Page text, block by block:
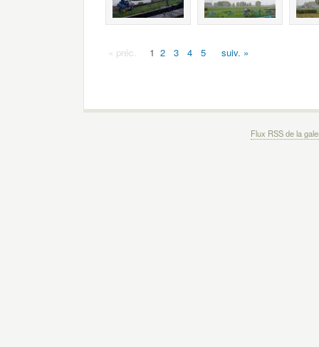
« préc. 1 2 3 4 5 suiv. »
Flux RSS de la